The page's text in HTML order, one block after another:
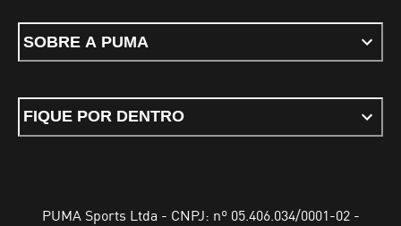
SOBRE A PUMA
FIQUE POR DENTRO
PUMA Sports Ltda - CNPJ: nº 05.406.034/0001-02 -